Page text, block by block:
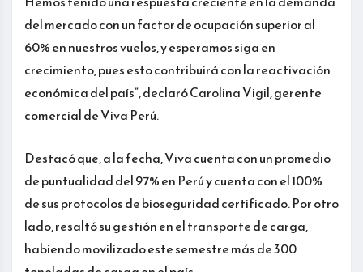
del mercado con un factor de ocupación superior al
60% en nuestros vuelos, y esperamos siga en
crecimiento, pues esto contribuirá con la reactivación
económica del país”, declaró Carolina Vigil, gerente
comercial de Viva Perú.
Destacó que, a la fecha, Viva cuenta con un promedio
de puntualidad del 97% en Perú y cuenta con el 100%
de sus protocolos de bioseguridad certificado. Por otro
lado, resaltó su gestión en el transporte de carga,
habiendo movilizado este semestre más de 300